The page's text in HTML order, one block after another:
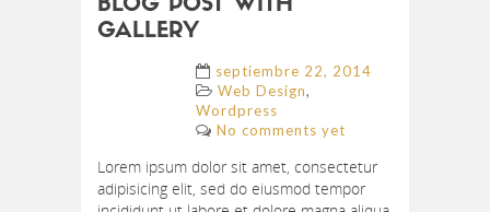
BLOG POST WITH
GALLERY
septiembre 22, 2014
Web Design,
Wordpress
No comments yet
Lorem ipsum dolor sit amet, consectetur
adipisicing elit, sed do eiusmod tempor